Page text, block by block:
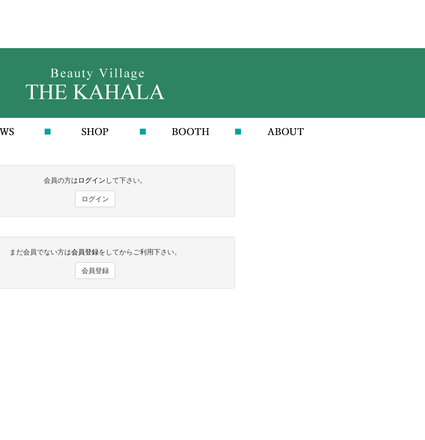
会員の方はログイン して下さい。
ログイン
まだ会員でない方は会員登録をしてからご利用下さい。
会員登録